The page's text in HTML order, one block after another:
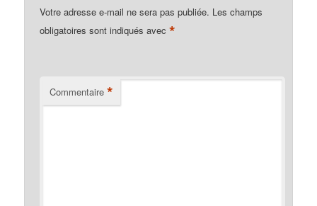
Votre adresse e-mail ne sera pas publiée. Les champs
obligatoires sont indiqués avec*
Commentaire *